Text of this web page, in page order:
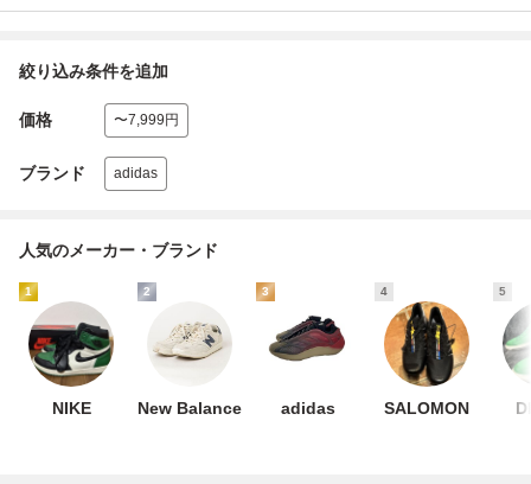
絞り込み条件を追加
価格 〜7,999円
ブランド adidas
人気のメーカー・ブランド
1
NIKE
2
New Balance
3
adidas
4
SALOMON
5